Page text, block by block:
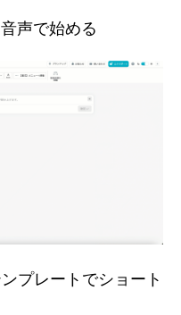
声で始める
プレートでショート